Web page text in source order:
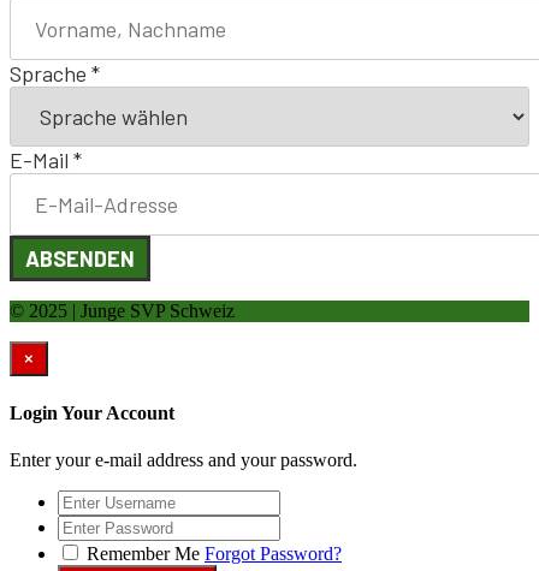
Sprache *
E-Mail *
ABSENDEN
© 2025 | Junge SVP Schweiz
×
Login Your Account
Enter your e-mail address and your password.
Remember Me Forgot Password?